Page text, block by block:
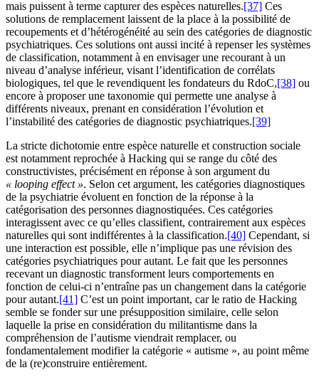
mais puissent à terme capturer des espèces naturelles.[37] Ces
solutions de remplacement laissent de la place à la possibilité de
recoupements et d’hétérogénéité au sein des catégories de diagnostic
psychiatriques. Ces solutions ont aussi incité à repenser les systèmes
de classification, notamment à en envisager une recourant à un
niveau d’analyse inférieur, visant l’identification de corrélats
biologiques, tel que le revendiquent les fondateurs du RdoC,[38] ou
encore à proposer une taxonomie qui permette une analyse à
différents niveaux, prenant en considération l’évolution et
l’instabilité des catégories de diagnostic psychiatriques.[39]
La stricte dichotomie entre espèce naturelle et construction sociale
est notamment reprochée à Hacking qui se range du côté des
constructivistes, précisément en réponse à son argument du
« looping effect ». Selon cet argument, les catégories diagnostiques
de la psychiatrie évoluent en fonction de la réponse à la
catégorisation des personnes diagnostiquées. Ces catégories
interagissent avec ce qu’elles classifient, contrairement aux espèces
naturelles qui sont indifférentes à la classification.[40] Cependant, si
une interaction est possible, elle n’implique pas une révision des
catégories psychiatriques pour autant. Le fait que les personnes
recevant un diagnostic transforment leurs comportements en
fonction de celui-ci n’entraîne pas un changement dans la catégorie
pour autant.[41] C’est un point important, car le ratio de Hacking
semble se fonder sur une présupposition similaire, celle selon
laquelle la prise en considération du militantisme dans la
compréhension de l’autisme viendrait remplacer, ou
fondamentalement modifier la catégorie « autisme », au point même
de la (re)construire entièrement.